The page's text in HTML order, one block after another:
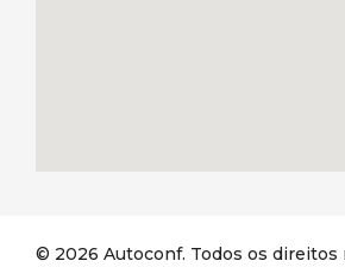
© 2026 Autoconf. Todos os direitos